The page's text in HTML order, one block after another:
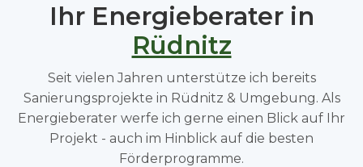
Ihr Energieberater in
Rüdnitz
Seit vielen Jahren unterstütze ich bereits
Sanierungsprojekte in Rüdnitz & Umgebung. Als
Energieberater werfe ich gerne einen Blick auf Ihr
Projekt - auch im Hinblick auf die besten
Förderprogramme.